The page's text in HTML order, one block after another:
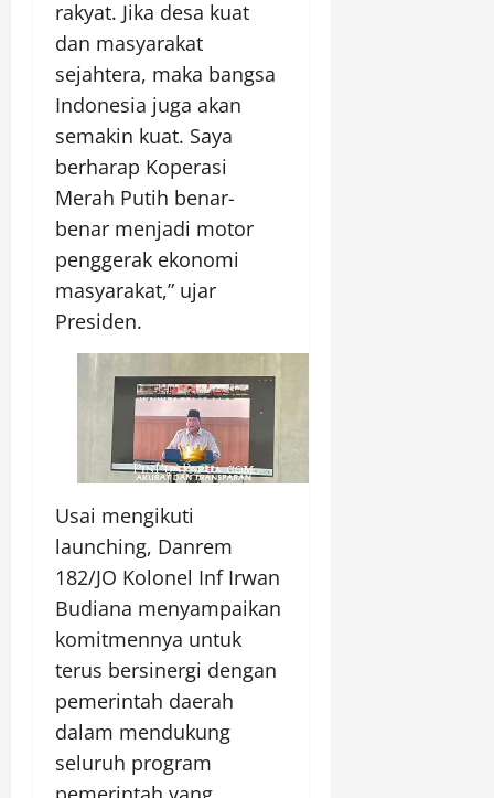
rakyat. Jika desa kuat
dan masyarakat
sejahtera, maka bangsa
Indonesia juga akan
semakin kuat. Saya
berharap Koperasi
Merah Putih benar-
benar menjadi motor
penggerak ekonomi
masyarakat,” ujar
Presiden.
Usai mengikuti
launching, Danrem
182/JO Kolonel Inf Irwan
Budiana menyampaikan
komitmennya untuk
terus bersinergi dengan
pemerintah daerah
dalam mendukung
seluruh program